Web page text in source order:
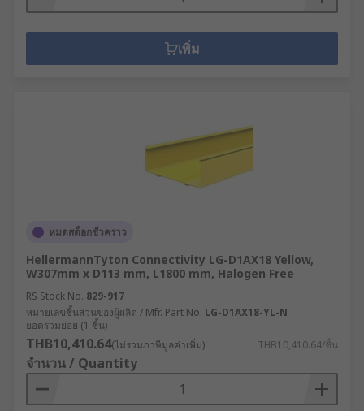
เพิ่ม
หมดสต็อกชั่วคราว
HellermannTyton Connectivity LG-D1AX18 Yellow,
W307mm x D113 mm, L1800 mm, Halogen Free
RS Stock No. 829-917
หมายเลขชิ้นส่วนของผู้ผลิต / Mfr. Part No. LG-D1AX18-YL-N
ยอดรวมย่อย (1 ชิ้น)
THB10,410.64(ไม่รวมภาษีมูลค่าเพิ่ม) THB10,410.64/ชิ้น
จำนวน / Quantity